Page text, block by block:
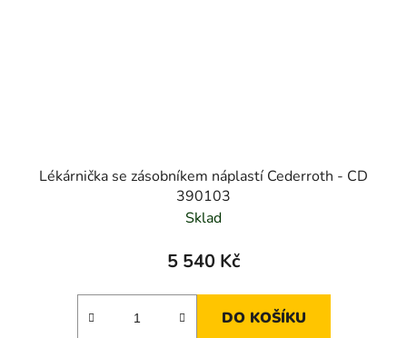
Lékárnička se zásobníkem náplastí Cederroth - CD
390103
Sklad
5 540 Kč
DO KOŠÍKU